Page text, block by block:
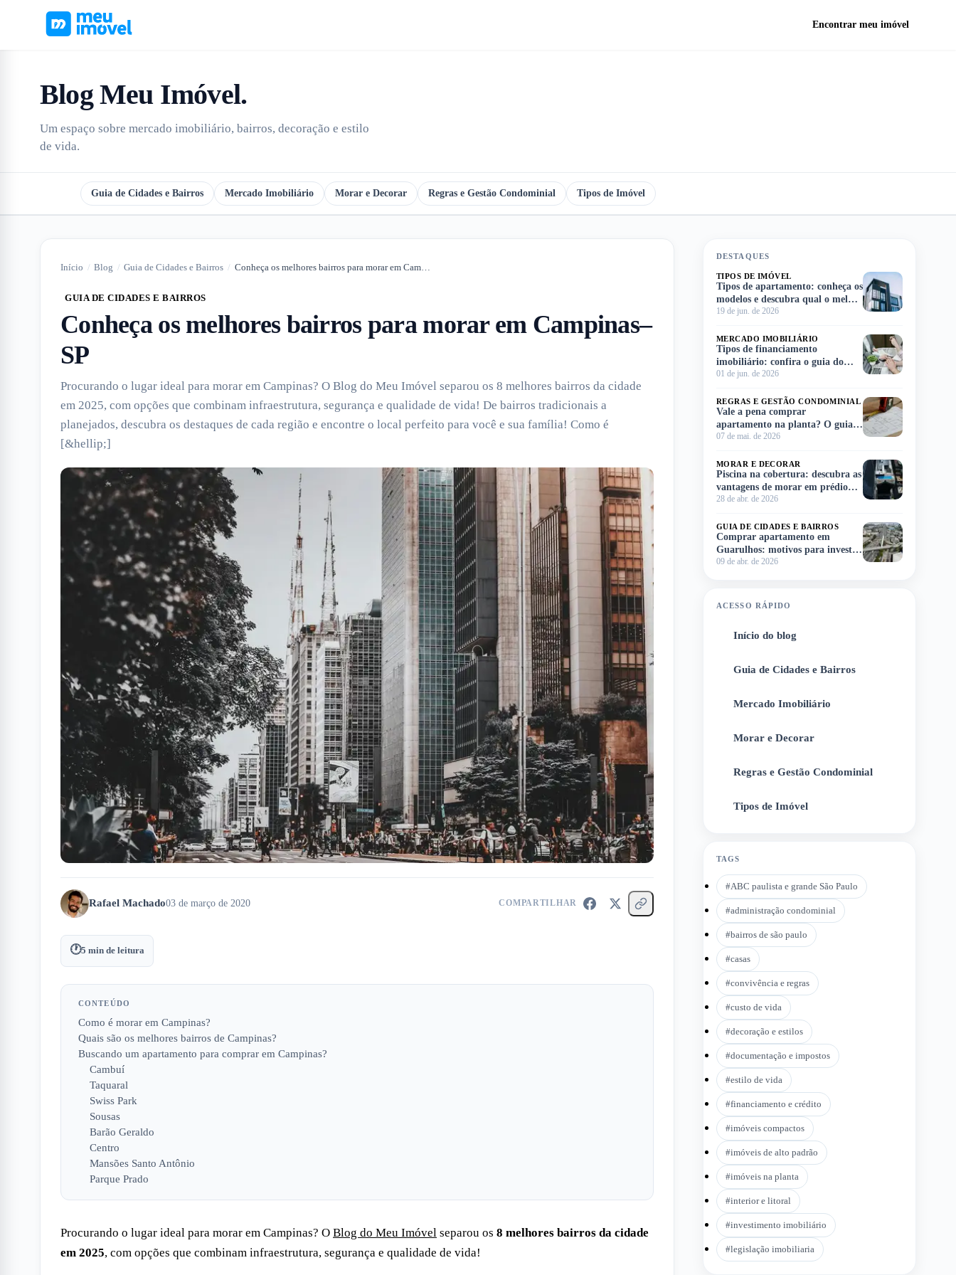
Encontrar meu imóvel
Blog Meu Imóvel.
Um espaço sobre mercado imobiliário, bairros, decoração e estilo
de vida.
Guia de Cidades e Bairros Mercado Imobiliário Morar e Decorar Regras e Gestão Condominial Tipos de Imóvel
Início / Blog / Guia de Cidades e Bairros / Conheça os melhores bairros para morar em Campinas–SP
GUIA DE CIDADES E BAIRROS
Conheça os melhores bairros para morar em Campinas–
SP
Procurando o lugar ideal para morar em Campinas? O Blog do Meu Imóvel separou os 8 melhores bairros da cidade
em 2025, com opções que combinam infraestrutura, segurança e qualidade de vida! De bairros tradicionais a
planejados, descubra os destaques de cada região e encontre o local perfeito para você e sua família! Como é
[&hellip;]
Rafael Machado03 de março de 2020 COMPARTILHAR
🕐5 min de leitura
CONTEÚDO
Como é morar em Campinas?
Quais são os melhores bairros de Campinas?
Buscando um apartamento para comprar em Campinas?
Cambuí
Taquaral
Swiss Park
Sousas
Barão Geraldo
Centro
Mansões Santo Antônio
Parque Prado
Procurando o lugar ideal para morar em Campinas? O Blog do Meu Imóvel separou os 8 melhores bairros da cidade
em 2025, com opções que combinam infraestrutura, segurança e qualidade de vida!
DESTAQUES
TIPOS DE IMÓVEL
Tipos de apartamento: conheça os
modelos e descubra qual o melhor
para você
19 de jun. de 2026
MERCADO IMOBILIÁRIO
Tipos de financiamento
imobiliário: confira o guia do
Meu Imóvel e escolha o ideal para
01 de jun. de 2026
REGRAS E GESTÃO CONDOMINIAL
Vale a pena comprar
apartamento na planta? O guia
completo para você decidir sem
07 de mai. de 2026
MORAR E DECORAR
Piscina na cobertura: descubra as
vantagens de morar em prédio
com lazer no rooftop
28 de abr. de 2026
GUIA DE CIDADES E BAIRROS
Comprar apartamento em
Guarulhos: motivos para investir
na região
09 de abr. de 2026
ACESSO RÁPIDO
Início do blog
Guia de Cidades e Bairros
Mercado Imobiliário
Morar e Decorar
Regras e Gestão Condominial
Tipos de Imóvel
TAGS
#ABC paulista e grande São Paulo
#administração condominial
#bairros de são paulo
#casas
#convivência e regras
#custo de vida
#decoração e estilos
#documentação e impostos
#estilo de vida
#financiamento e crédito
#imóveis compactos
#imóveis de alto padrão
#imóveis na planta
#interior e litoral
#investimento imobiliário
#legislação imobiliaria